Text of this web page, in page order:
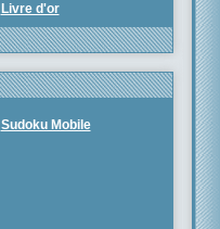
Livre d'or
Sudoku Mobile